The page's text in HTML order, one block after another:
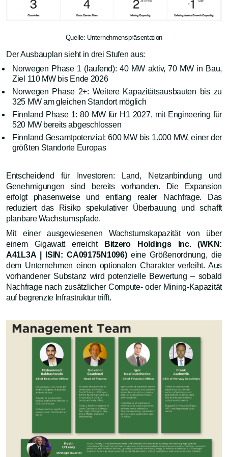
Quelle: Unternehmenspräsentation
Der Ausbauplan sieht in drei Stufen aus:
Norwegen Phase 1 (laufend): 40 MW aktiv, 70 MW in Bau,
Ziel 110 MW bis Ende 2026
Norwegen Phase 2+: Weitere Kapazitätsausbauten bis zu
325 MW am gleichen Standort möglich
Finnland Phase 1: 80 MW für H1 2027, mit Engineering für
520 MW bereits abgeschlossen
Finnland Gesamtpotenzial: 600 MW bis 1.000 MW, einer der
größten Standorte Europas
Entscheidend für Investoren: Land, Netzanbindung und
Genehmigungen sind bereits vorhanden. Die Expansion
erfolgt phasenweise und entlang realer Nachfrage. Das
reduziert das Risiko spekulativer Überbauung und schafft
planbare Wachstumspfade.
Mit einer ausgewiesenen Wachstumskapazität von über
einem Gigawatt erreicht
Bitzero Holdings Inc. (WKN:
A41L3A | ISIN: CA09175N1096)eine Größenordnung, die
dem Unternehmen einen optionalen Charakter verleiht. Aus
vorhandener Substanz wird potenzielle Bewertung – sobald
Nachfrage nach zusätzlicher Compute- oder Mining-Kapazität
auf begrenzte Infrastruktur trifft.